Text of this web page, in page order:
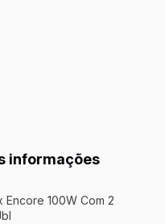
100W Com 2
informações